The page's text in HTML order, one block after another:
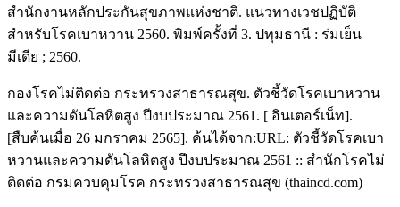
สำนักงานหลักประกันสุขภาพแห่งชาติ. แนวทางเวชปฏิบัติ
สำหรับโรคเบาหวาน 2560. พิมพ์ครั้งที่ 3. ปทุมธานี : ร่มเย็น
มีเดีย ; 2560.
กองโรคไม่ติดต่อ กระทรวงสาธารณสุข. ตัวชี้วัดโรคเบาหวาน
และความดันโลหิตสูง ปีงบประมาณ 2561. [ อินเตอร์เน็ท].
[สืบค้นเมื่อ 26 มกราคม 2565]. ค้นได้จาก:URL: ตัวชี้วัดโรคเบา
หวานและความดันโลหิตสูง ปีงบประมาณ 2561 :: สำนักโรคไม่
ติดต่อ กรมควบคุมโรค กระทรวงสาธารณสุข (thaincd.com)